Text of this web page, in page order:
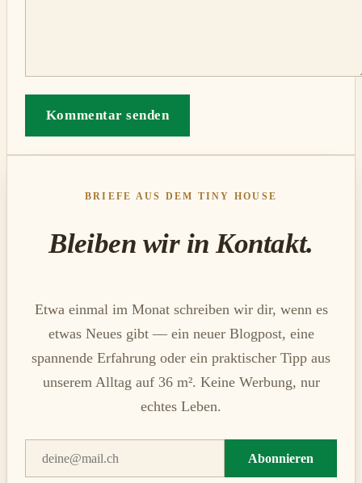
Kommentar senden
BRIEFE AUS DEM TINY HOUSE
Bleiben wir in Kontakt.
Etwa einmal im Monat schreiben wir dir, wenn es
etwas Neues gibt — ein neuer Blogpost, eine
spannende Erfahrung oder ein praktischer Tipp aus
unserem Alltag auf 36 m². Keine Werbung, nur
echtes Leben.
Abonnieren